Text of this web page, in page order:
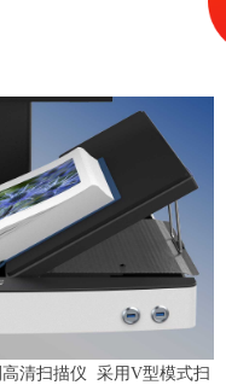
高清扫描仪 采用V型模式扫